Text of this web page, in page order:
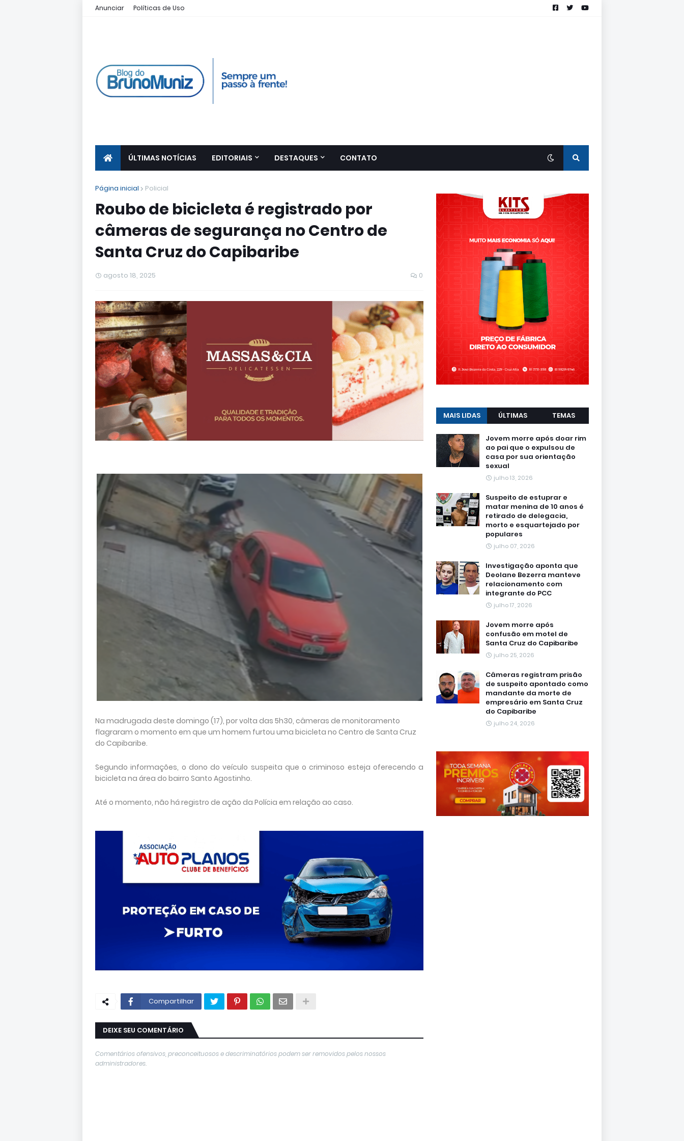
Anunciar Políticas de Uso
ÚLTIMAS NOTÍCIAS EDITORIAIS DESTAQUES CONTATO
Página inicial Policial
Roubo de bicicleta é registrado por
câmeras de segurança no Centro de
Santa Cruz do Capibaribe
agosto 18, 2025 0
Na madrugada deste domingo (17), por volta das 5h30, câmeras de monitoramento
flagraram o momento em que um homem furtou uma bicicleta no Centro de Santa Cruz
do Capibaribe.
Segundo informações, o dono do veículo suspeita que o criminoso esteja oferecendo a
bicicleta na área do bairro Santo Agostinho.
Até o momento, não há registro de ação da Polícia em relação ao caso.
Compartilhar
DEIXE SEU COMENTÁRIO
Comentários ofensivos, preconceituosos e descriminatórios podem ser removidos pelos nossos
administradores.
MAIS LIDAS ÚLTIMAS TEMAS
Jovem morre após doar rim
ao pai que o expulsou de
casa por sua orientação
sexual
julho 13, 2026
Suspeito de estuprar e
matar menina de 10 anos é
retirado de delegacia,
morto e esquartejado por
populares
julho 07, 2026
Investigação aponta que
Deolane Bezerra manteve
relacionamento com
integrante do PCC
julho 17, 2026
Jovem morre após
confusão em motel de
Santa Cruz do Capibaribe
julho 25, 2026
Câmeras registram prisão
de suspeito apontado como
mandante da morte de
empresário em Santa Cruz
do Capibaribe
julho 24, 2026